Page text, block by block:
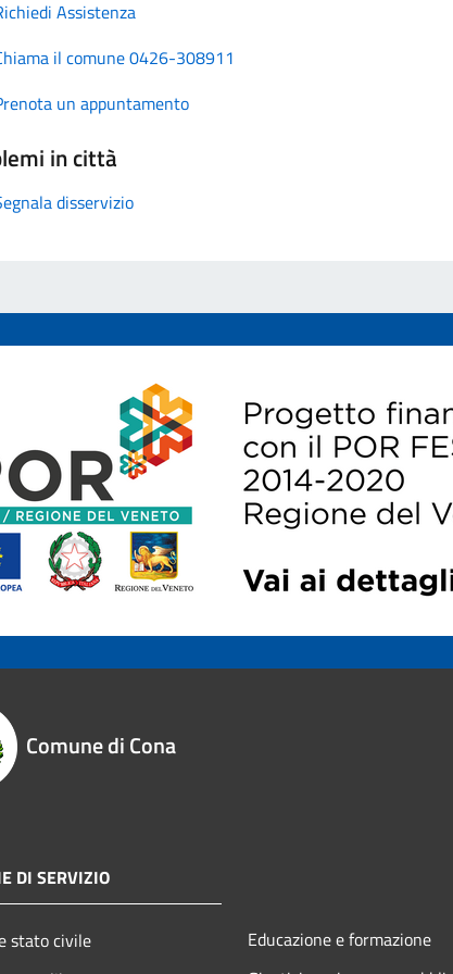
Assistenza
il comune 0426-308911
un appuntamento
in città
disservizio
Comune di Cona
DI SERVIZIO
stato civile
Educazione e formazione